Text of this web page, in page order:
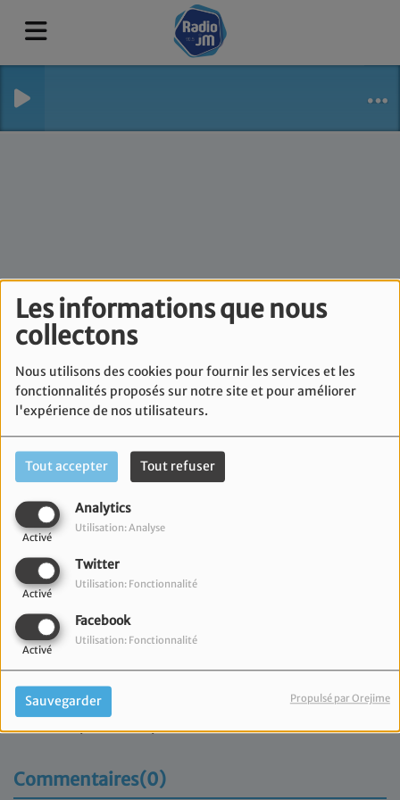
Les informations que nous
collectons
Nous utilisons des cookies pour fournir les services et les
fonctionnalités proposés sur notre site et pour améliorer
l'expérience de nos utilisateurs.
Tout accepter Tout refuser
Analytics
Activé
Utilisation: Analyse
Twitter
Activé
Utilisation: Fonctionnalité
Facebook
Activé
Utilisation: Fonctionnalité
Sauvegarder Propulsé par Orejime
Lev Ehad - Mercredi
11 fevrier
11 février 2026
Retrouvez l'émission du Consistoire Israélite de
Commentaires(0)